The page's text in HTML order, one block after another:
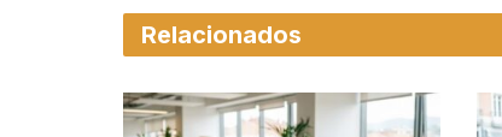
Relacionados